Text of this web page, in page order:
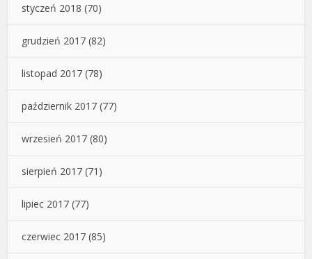
styczeń 2018 (70)
grudzień 2017 (82)
listopad 2017 (78)
październik 2017 (77)
wrzesień 2017 (80)
sierpień 2017 (71)
lipiec 2017 (77)
czerwiec 2017 (85)